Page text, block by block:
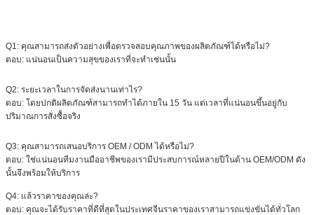
Q1: คุณสามารถส่งตัวอย่างเพื่อตรวจสอบคุณภาพของผลิตภัณฑ์ได้หรือไม่?
ตอบ: แน่นอนเป็นความสุขของเราที่จะทำเช่นนั้น
Q2: ระยะเวลาในการจัดส่งนานเท่าไร?
ตอบ: โดยปกติผลิตภัณฑ์สามารถทำได้ภายใน 15 วัน แต่เวลาที่แน่นอนขึ้นอยู่กับ
ปริมาณการสั่งซื้อจริง
Q3: คุณสามารถเสนอบริการ OEM / ODM ได้หรือไม่?
ตอบ: ใช่แน่นอนทีมงานมืออาชีพของเรามีประสบการณ์หลายปีในด้าน OEM/ODM ดัง
นั้นจึงพร้อมให้บริการ
Q4: แล้วราคาของคุณล่ะ?
ตอบ: คุณจะได้รับราคาที่ดีที่สุดในประเทศจีนราคาของเราสามารถแข่งขันได้ทั่วโลก